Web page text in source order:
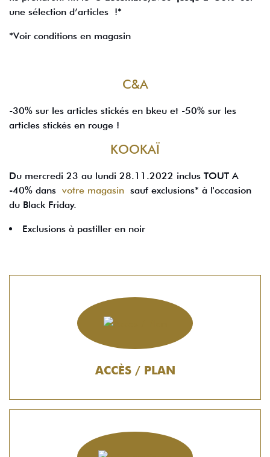
une sélection d’articles !*
*Voir conditions en magasin
C&A
-30% sur les articles stickés en bkeu et -50% sur les
articles stickés en rouge !
KOOKAÏ
Du mercredi 23 au lundi 28.11.2022 inclus TOUT A
-40% dans votre magasin sauf exclusions* à l'occasion
du Black Friday.
Exclusions à pastiller en noir
ACCÈS / PLAN